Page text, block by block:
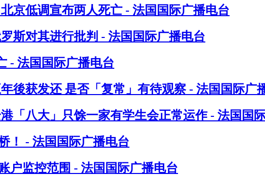
京低调宣布两人死亡 - 法国国际广播电台
斯对其进行批判 - 法国国际广播电台
- 法国国际广播电台
後获发还 是否「复常」有待观察 - 法国国际广
「八大」只馀一家有学生会正常运作 - 法国国
！ - 法国国际广播电台
户监控范围 - 法国国际广播电台